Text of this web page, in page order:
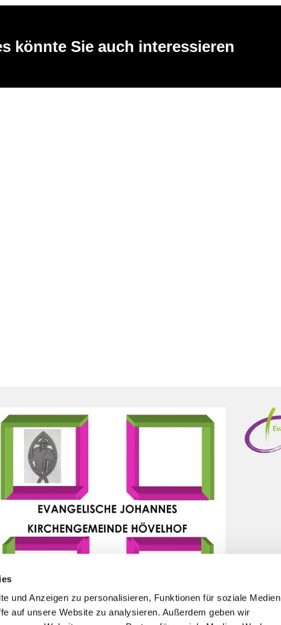
und Anzeigen zu personalisieren, Funktionen für soziale Medien
auf unsere Website zu analysieren. Außerdem geben wir
könnte Sie auch interessieren